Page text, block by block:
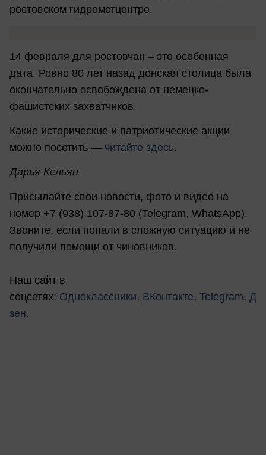
ростовском гидрометцентре.
14 февраля для ростовчан – это особенная
дата. Ровно 80 лет назад донская столица была
окончательно освобождена от немецко-
фашистских захватчиков.
Какие исторические и патриотические акции
можно посетить — читайте здесь.
Дарья Кельян
Присылайте свои новости, фото и видео на
номер +7 (938) 107-87-80 (Telegram, WhatsApp).
Звоните, если попали в сложную ситуацию и не
получили помощи от чиновников.
Наш сайт в
соцсетях: Одноклассники, ВКонтакте, Telegram, Д
зен.